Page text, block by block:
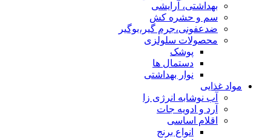
بهداشتی، آرایشی
سم و حشره کش
ضدعفونی،جرم گیر،بوگیر
محصولات سلولزی
پوشک
دستمال ها
نوار بهداشتی
مواد غذایی
آب نوشابه انرژی زا
آرد و ادویه جات
اقلام اساسی
انواع برنج